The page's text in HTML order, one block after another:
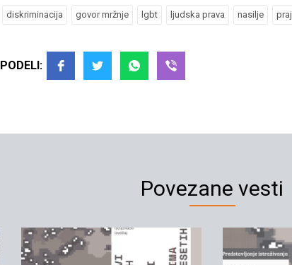
diskriminacija govor mržnje lgbt ljudska prava nasilje
PODELI:
Povezane vesti